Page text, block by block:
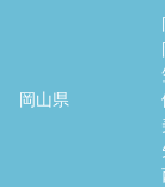
岡山県